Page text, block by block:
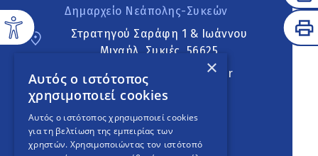
Δημαρχείο Νεάπολης-Συκεών
Στρατηγού Σαράφη 1 & Ιωάννου
Μιχαήλ, Συκιές, 56625
neapoli.sykies@ddt.gov.gr
Ακολουθήστε
×
Αυτός ο ιστότοπος
χρησιμοποιεί cookies
Αυτός ο ιστότοπος χρησιμοποιεί cookies
για τη βελτίωση της εμπειρίας των
χρηστών. Χρησιμοποιώντας τον ιστότοπό